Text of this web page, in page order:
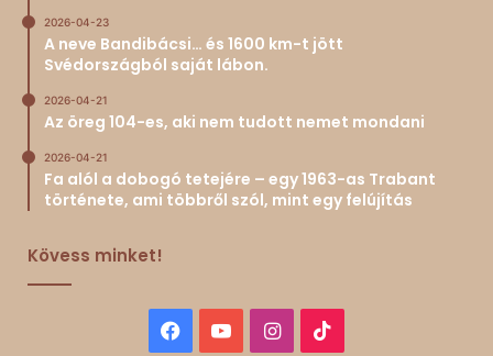
2026-04-23
A neve Bandibácsi… és 1600 km-t jött
Svédországból saját lábon.
2026-04-21
Az öreg 104-es, aki nem tudott nemet mondani
2026-04-21
Fa alól a dobogó tetejére – egy 1963-as Trabant
története, ami többről szól, mint egy felújítás
Kövess minket!
Facebook
YouTubeInstagram